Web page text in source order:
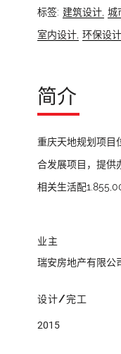
标签: 建筑设计, 城
室内设计, 环保设
简介
重庆天地规划项目
合发展项目，提供
相关生活配
业主
瑞安房地产有限公
设计/完工
2015